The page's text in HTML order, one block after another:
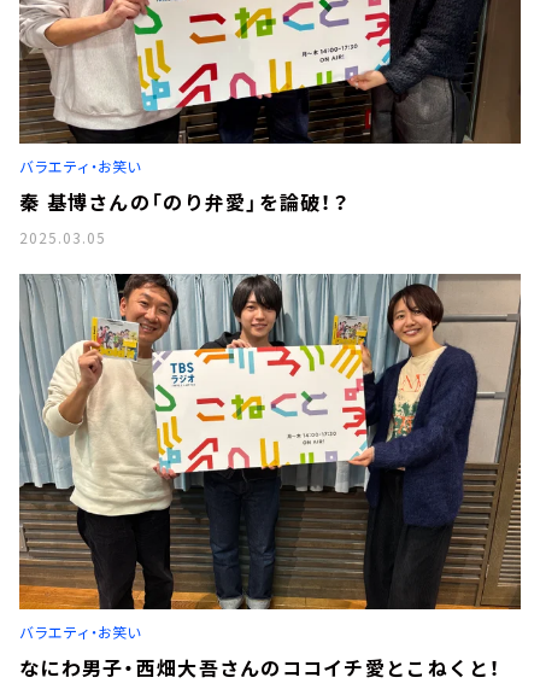
バラエティ・お笑い
秦 基博さんの「のり弁愛」を論破！？
2025.03.05
バラエティ・お笑い
なにわ男子・西畑大吾さんのココイチ愛とこねくと！